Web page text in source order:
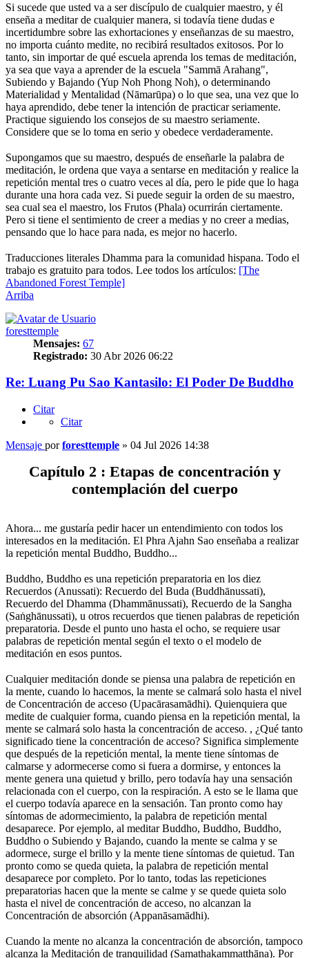
Si sucede que usted va a ser discípulo de cualquier maestro, y él
enseña a meditar de cualquier manera, si todavía tiene dudas e
incertidumbre sobre las exhortaciones y enseñanzas de su maestro,
no importa cuánto medite, no recibirá resultados exitosos. Por lo
tanto, sin importar de qué escuela aprenda los temas de meditación,
ya sea que vaya a aprender de la escuela "Sammā Arahang",
Subiendo y Bajando (Yup Noh Phong Noh), o determinando
Materialidad y Mentalidad (Nāmarūpa) o lo que sea, una vez que lo
haya aprendido, debe tener la intención de practicar seriamente.
Practique siguiendo los consejos de su maestro seriamente.
Considere que se lo toma en serio y obedece verdaderamente.
Supongamos que su maestro, después de enseñarle la palabra de
meditación, le ordena que vaya a sentarse en meditación y realice la
repetición mental tres o cuatro veces al día, pero le pide que lo haga
durante una hora cada vez. Si puede seguir la orden de su maestro,
sea cual sea el maestro, los Frutos (Phala) ocurrirán ciertamente.
Pero si tiene el sentimiento de creer a medias y no creer a medias,
pensando que lo hace para nada, es mejor no hacerlo.
Traducciones literales Dhamma para la comunidad hispana. Todo el
trabajo es gratuito para todos. Lee todos los artículos: [The
Abandoned Forest Temple]
Arriba
foresttemple
Mensajes: 67
Registrado: 30 Abr 2026 06:22
Re: Luang Pu Sao Kantasilo: El Poder De Buddho
Citar
Citar
Mensaje porforesttemple » 04 Jul 2026 14:38
Capítulo 2 : Etapas de concentración y
contemplación del cuerpo
Ahora... me gustaría pedir hacer un entendimiento con todos los
interesados en la meditación. El Phra Ajahn Sao enseñaba a realizar
la repetición mental Buddho, Buddho...
Buddho, Buddho es una repetición preparatoria en los diez
Recuerdos (Anussati): Recuerdo del Buda (Buddhānussati),
Recuerdo del Dhamma (Dhammānussati), Recuerdo de la Sangha
(Saṅghānussati), u otros recuerdos que tienen palabras de repetición
preparatoria. Desde el punto uno hasta el ocho, se requiere usar
palabras de repetición mental según el texto o el modelo de
meditación en esos puntos.
Cualquier meditación donde se piensa una palabra de repetición en
la mente, cuando lo hacemos, la mente se calmará solo hasta el nivel
de Concentración de acceso (Upacārasamādhi). Quienquiera que
medite de cualquier forma, cuando piensa en la repetición mental, la
mente se calmará solo hasta la concentración de acceso. , ¿Qué tanto
significado tiene la concentración de acceso? Significa simplemente
que después de la repetición mental, la mente tiene síntomas de
calmarse y adormecerse como si fuera a dormirse, y entonces la
mente genera una quietud y brillo, pero todavía hay una sensación
relacionada con el cuerpo, con la respiración. A esto se le llama que
el cuerpo todavía aparece en la sensación. Tan pronto como hay
síntomas de adormecimiento, la palabra de repetición mental
desaparece. Por ejemplo, al meditar Buddho, Buddho, Buddho,
Buddho o Subiendo y Bajando, cuando la mente se calma y se
adormece, surge el brillo y la mente tiene síntomas de quietud. Tan
pronto como se queda quieta, la palabra de repetición mental
desaparece por completo. Por lo tanto, todas las repeticiones
preparatorias hacen que la mente se calme y se quede quieta solo
hasta el nivel de concentración de acceso, no alcanzan la
Concentración de absorción (Appanāsamādhi).
Cuando la mente no alcanza la concentración de absorción, tampoco
alcanza la Meditación de tranquilidad (Samathakammaṭṭhāna). Por